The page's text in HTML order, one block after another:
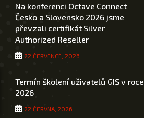
Na konferenci Octave Connect
Česko a Slovensko 2026 jsme
převzali certifikát Silver
Authorized Reseller
22 ČERVENCE, 2026
Termín školení uživatelů GIS v roce
2026
22 ČERVNA, 2026